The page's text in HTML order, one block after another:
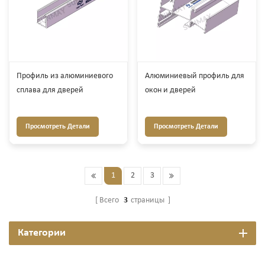
Профиль из алюминиевого
сплава для дверей
Просмотреть Детали
Алюминиевый профиль для
окон и дверей
Просмотреть Детали
1 2 3
Всего 3 страницы
Категории